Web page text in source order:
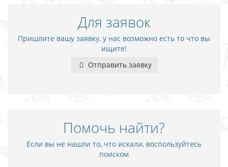
Для заявок
Пришлите вашу заявку, у нас возможно есть то что вы
ищите!
Отправить заявку
Помочь найти?
Если вы не нашли то, что искали, воспользуйтесь
поиском